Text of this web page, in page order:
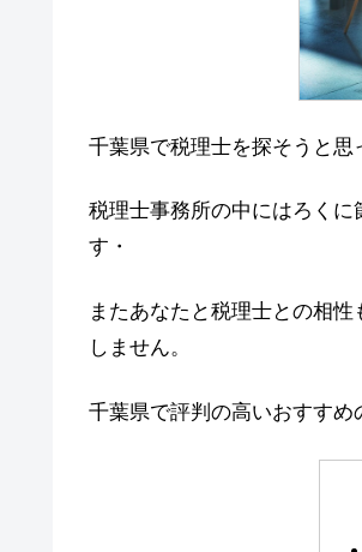
千葉県で税理士を探そうと思
税理士事務所の中にはろく
す・
またあなたと税理士との相
しません。
千葉県で評判の高いおすすめ